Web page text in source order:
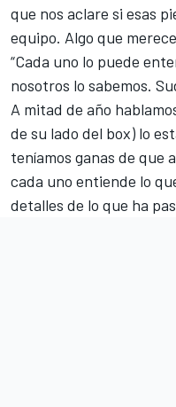
que nos aclare si esas
equipo. Algo que
“Cada uno lo puede
nosotros lo sabemos.
A mitad de año
de su lado del box) lo
teníamos ganas de que
cada uno entiende lo
detalles de lo que ha